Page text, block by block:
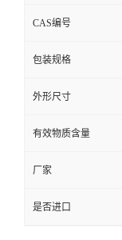
CAS编号
包装规格
外形尺寸
有效物质含量
厂家
是否进口